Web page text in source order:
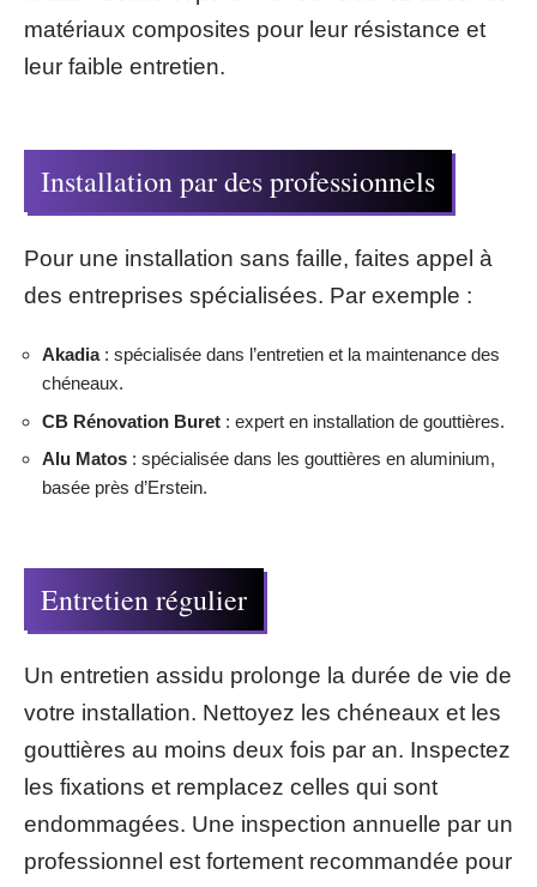
matériaux composites pour leur résistance et
leur faible entretien.
Installation par des professionnels
Pour une installation sans faille, faites appel à
des entreprises spécialisées. Par exemple :
Akadia: spécialisée dans l’entretien et la maintenance des
chéneaux.
CB Rénovation Buret : expert en installation de gouttières.
Alu Matos : spécialisée dans les gouttières en aluminium,
basée près d’Erstein.
Entretien régulier
Un entretien assidu prolonge la durée de vie de
votre installation. Nettoyez les chéneaux et les
gouttières au moins deux fois par an. Inspectez
les fixations et remplacez celles qui sont
endommagées. Une inspection annuelle par un
professionnel est fortement recommandée pour